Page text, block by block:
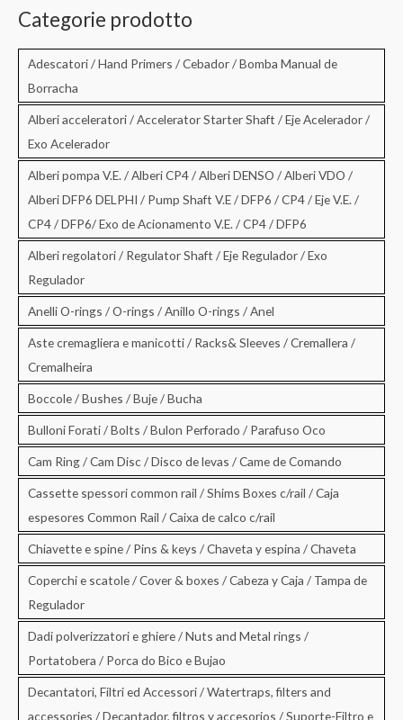
c
Categorie prodotto
Adescatori / Hand Primers / Cebador / Bomba Manual de
Borracha
Alberi acceleratori / Accelerator Starter Shaft / Eje Acelerador /
Exo Acelerador
Alberi pompa V.E. / Alberi CP4 / Alberi DENSO / Alberi VDO /
Alberi DFP6 DELPHI / Pump Shaft V.E / DFP6 / CP4 / Eje V.E. /
CP4 / DFP6/ Exo de Acionamento V.E. / CP4 / DFP6
Alberi regolatori / Regulator Shaft / Eje Regulador / Exo
Regulador
Anelli O-rings / O-rings / Anillo O-rings / Anel
Aste cremagliera e manicotti / Racks& Sleeves / Cremallera /
Cremalheira
Boccole / Bushes / Buje / Bucha
Bulloni Forati / Bolts / Bulon Perforado / Parafuso Oco
Cam Ring / Cam Disc / Disco de levas / Came de Comando
Cassette spessori common rail / Shims Boxes c/rail / Caja
espesores Common Rail / Caixa de calco c/rail
Chiavette e spine / Pins & keys / Chaveta y espina / Chaveta
Coperchi e scatole / Cover & boxes / Cabeza y Caja / Tampa de
Regulador
Dadi polverizzatori e ghiere / Nuts and Metal rings /
Portatobera / Porca do Bico e Bujao
Decantatori, Filtri ed Accessori / Watertraps, filters and
accessories / Decantador, filtros y accesorios / Suporte-Filtro e